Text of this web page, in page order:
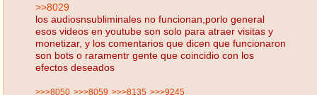
>>8029
los audiosnsubliminales no funcionan,porlo general
esos videos en youtube son solo para atraer visitas y
monetizar, y los comentarios que dicen que funcionaron
son bots o raramentr gente que coincidio con los
efectos deseados
>>>8050 >>>8059 >>>8135 >>>9245